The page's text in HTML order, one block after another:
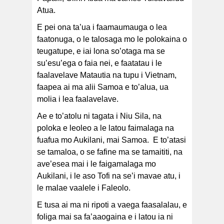
Atua.
E pei ona ta’ua i faamaumauga o lea
faatonuga, o le talosaga mo le polokaina o
teugatupe, e iai lona so’otaga ma se
su’esu’ega o faia nei, e faatatau i le
faalavelave Matautia na tupu i Vietnam,
faapea ai ma alii Samoa e to’alua, ua
molia i lea faalavelave.
Ae e to’atolu ni tagata i Niu Sila, na
poloka e leoleo a le latou faimalaga na
fuafua mo Aukilani, mai Samoa. E to’atasi
se tamaloa, o se fafine ma se tamaititi, na
ave’esea mai i le faigamalaga mo
Aukilani, i le aso Tofi na se’i mavae atu, i
le malae vaalele i Faleolo.
E tusa ai ma ni ripoti a vaega faasalalau, e
foliga mai sa fa’aaogaina e i latou ia ni